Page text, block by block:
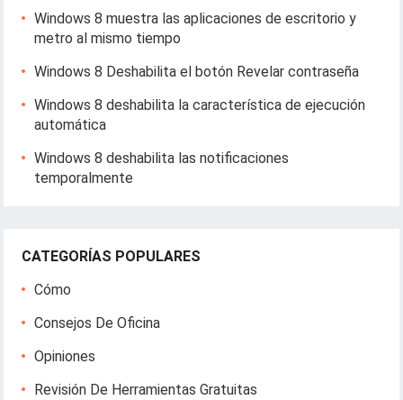
Windows 8 muestra las aplicaciones de escritorio y
metro al mismo tiempo
Windows 8 Deshabilita el botón Revelar contraseña
Windows 8 deshabilita la característica de ejecución
automática
Windows 8 deshabilita las notificaciones
temporalmente
CATEGORÍAS POPULARES
Cómo
Consejos De Oficina
Opiniones
Revisión De Herramientas Gratuitas